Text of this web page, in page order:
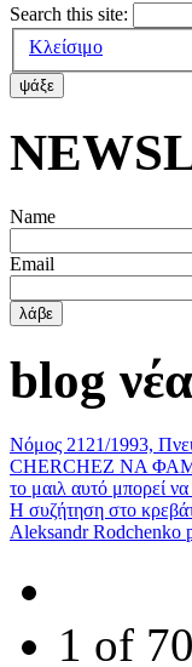
Search this site:
Κλείσιμο
Name
Email
blog νέα
Νόμος 2121/1993,
CHERCHEZ ΝΑ
το μαιλ αυτό μπορεί
Η συζήτηση στο
Aleksandr Rodchenko
1 of 70